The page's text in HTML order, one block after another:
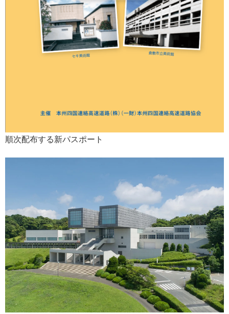
順次配布する新パスポート